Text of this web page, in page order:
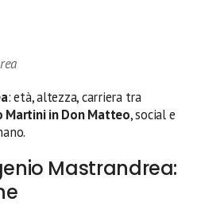
: età, altezza, carriera tra
Martini in Don Matteo, social e
Mastrandrea: